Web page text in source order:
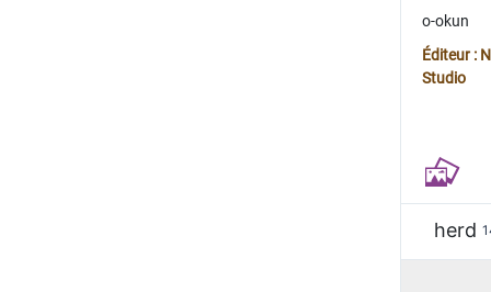
o-okun
Éditeur :
Studio
herd